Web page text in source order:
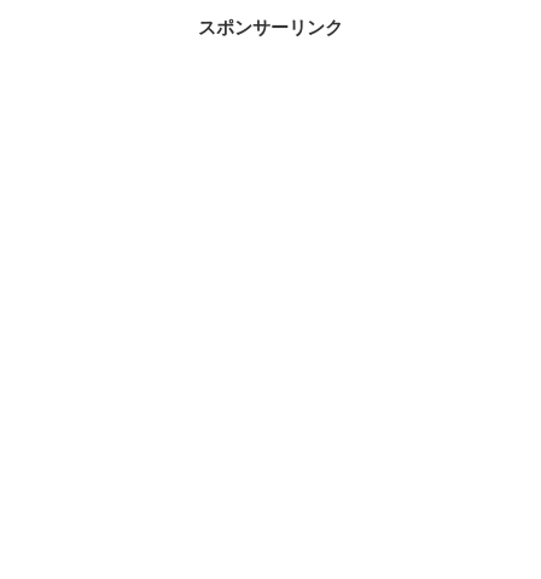
スポンサーリンク